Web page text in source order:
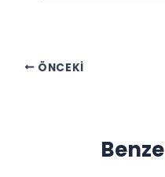
ÖNCEKI